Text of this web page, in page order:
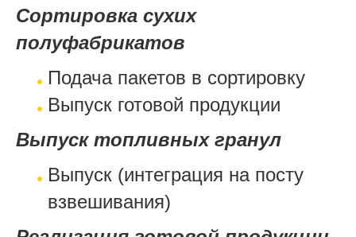
Сортировка сухих
полуфабрикатов
Подача пакетов в сортировку
Выпуск готовой продукции
Выпуск топливных гранул
Выпуск (интеграция на посту
взвешивания)